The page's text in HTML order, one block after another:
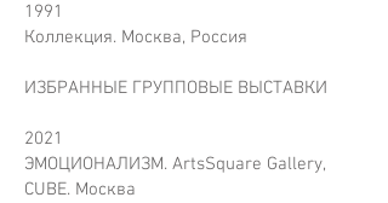
1991
Коллекция. Москва, Россия
ИЗБРАННЫЕ ГРУППОВЫЕ ВЫСТАВКИ
2021
ЭМОЦИОНАЛИЗМ. ArtsSquare Gallery,
CUBE. Москва